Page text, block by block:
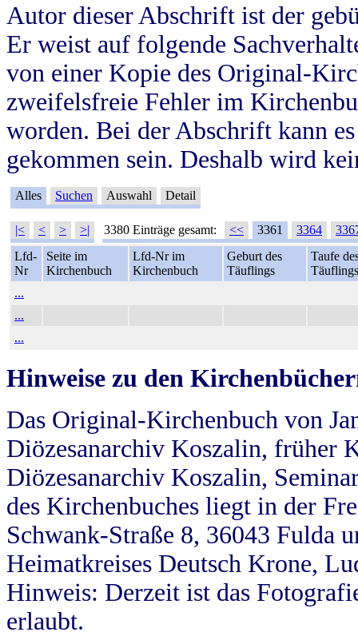
Autor dieser Abschrift ist der
Er weist auf folgende
von einer Kopie des Original-
zweifelsfreie Fehler im
worden. Bei der Abschrift kann
gekommen sein. Deshalb wird
Alles Suchen Auswahl Detail
|< < > >| 3380 Einträge gesamt: << 3361 3364
Lfd-
Nr
Seite im
Kirchenbuch
Lfd-Nr im
Kirchenbuch
Geburt des
Täuflings
Taufe
Täuflings
...
...
...
Hinweise zu den
Das Original-Kirchenbuch von
Diözesanarchiv Koszalin, früher
Diözesanarchiv Koszalin,
des Kirchenbuches liegt in der
Schwank-Straße 8, 36043 Fulda
Heimatkreises Deutsch Krone,
Hinweis: Derzeit ist das
erlaubt.